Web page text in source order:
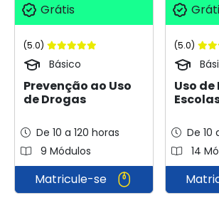
Grátis
(5.0)
Básico
Prevenção ao Uso
de Drogas
De 10 a 120 horas
9 Módulos
Matricule-se
(5.0)
Uso
De 10
14